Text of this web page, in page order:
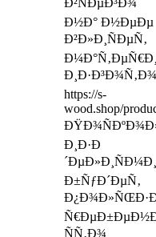
Ð²ÑÐµÐ³Ð¾
Ð½Ð° Ð½ÐµÐµ
Ð²Ð»Ð¸ÑÐµÑ‚
https://s-
wood.shop/
Ð¸Ð·Ð
´ÐµÐ»Ð¸ÑÐ¼Ð¸
Ð±ÑƒÐ´ÐµÑ‚
ÑÑ‚Ð¾